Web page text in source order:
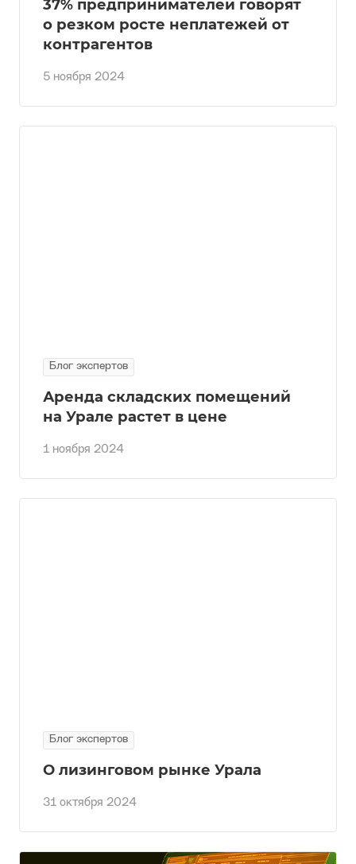
5 ноября 2024
37% предпринимателей говорят
о резком росте неплатежей от
контрагентов
Блог экспертов
1 ноября 2024
Аренда складских помещений
на Урале растет в цене
Блог экспертов
31 октября 2024
О лизинговом рынке Урала